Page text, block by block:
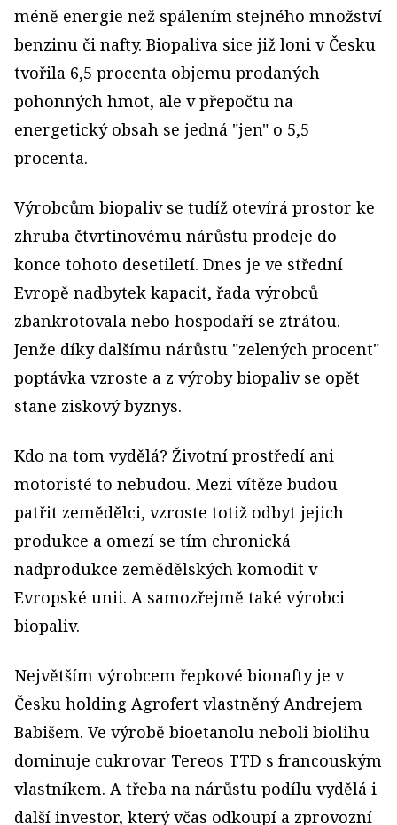
méně energie než spálením stejného množství
benzinu či nafty. Biopaliva sice již loni v Česku
tvořila 6,5 procenta objemu prodaných
pohonných hmot, ale v přepočtu na
energetický obsah se jedná "jen" o 5,5
procenta.
Výrobcům biopaliv se tudíž otevírá prostor ke
zhruba čtvrtinovému nárůstu prodeje do
konce tohoto desetiletí. Dnes je ve střední
Evropě nadbytek kapacit, řada výrobců
zbankrotovala nebo hospodaří se ztrátou.
Jenže díky dalšímu nárůstu "zelených procent"
poptávka vzroste a z výroby biopaliv se opět
stane ziskový byznys.
Kdo na tom vydělá? Životní prostředí ani
motoristé to nebudou. Mezi vítěze budou
patřit zemědělci, vzroste totiž odbyt jejich
produkce a omezí se tím chronická
nadprodukce zemědělských komodit v
Evropské unii. A samozřejmě také výrobci
biopaliv.
Největším výrobcem řepkové bionafty je v
Česku holding Agrofert vlastněný Andrejem
Babišem. Ve výrobě bioetanolu neboli biolihu
dominuje cukrovar Tereos TTD s francouským
vlastníkem. A třeba na nárůstu podílu vydělá i
další investor, který včas odkoupí a zprovozní